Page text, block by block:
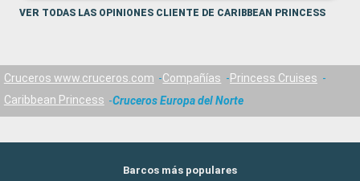
VER TODAS LAS OPINIONES CLIENTE DE CARIBBEAN PRINCESS
Cruceros www.cruceros.com Compañías
Princess Cruises
Caribbean Princess
Cruceros Europa del Norte
Barcos más populares